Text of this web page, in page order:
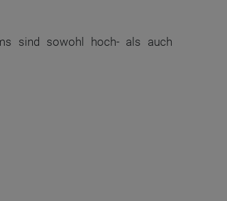
sind sowohl hoch- als auch